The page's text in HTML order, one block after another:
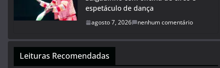
espetáculo de dança
agosto 7, 2026 nenhum comentário
Leituras Recomendadas